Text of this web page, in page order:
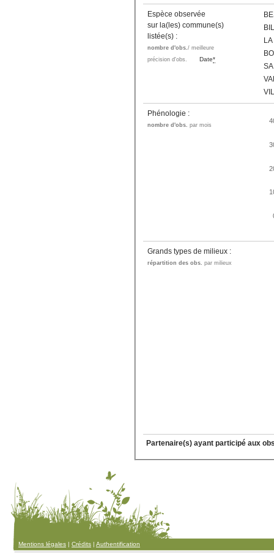
Espèce observée
sur la(les) commune(s)
listée(s) :
nombre d'obs./ meilleure
précision d'obs.
Date*
Phénologie :
nombre d'obs. par mois
Grands types de milieux :
répartition des obs. par milieux
Partenaire(s) ayant participé aux
Mentions légales | Crédits | Authentification